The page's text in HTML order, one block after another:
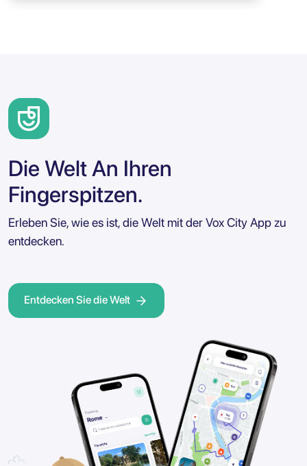
Die Welt An Ihren
Fingerspitzen.
Erleben Sie, wie es ist, die Welt mit der Vox City App zu
entdecken.
Entdecken Sie die Welt